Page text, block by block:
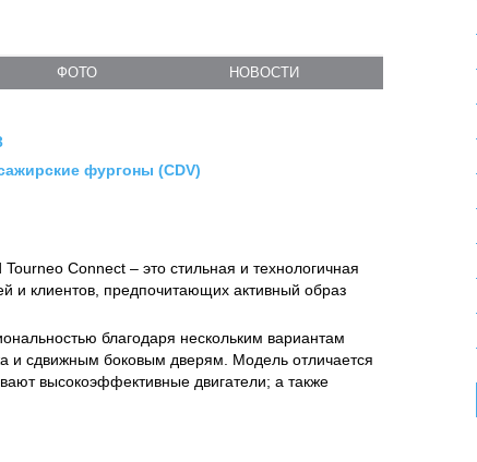
ФОТО НОВОСТИ
фургоны (CDV)
Connect – это стильная и технологичная
и клиентов, предпочитающих активный образ
благодаря нескольким вариантам
и сдвижным боковым дверям. Модель отличается
высокоэффективные двигатели; а также